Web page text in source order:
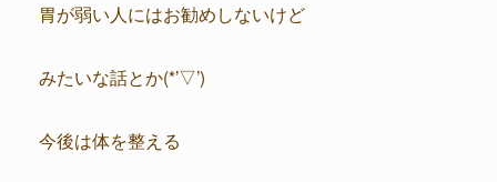
胃が弱い人にはお勧めしないけど
みたいな話とか(*’▽’)
今後は体を整える